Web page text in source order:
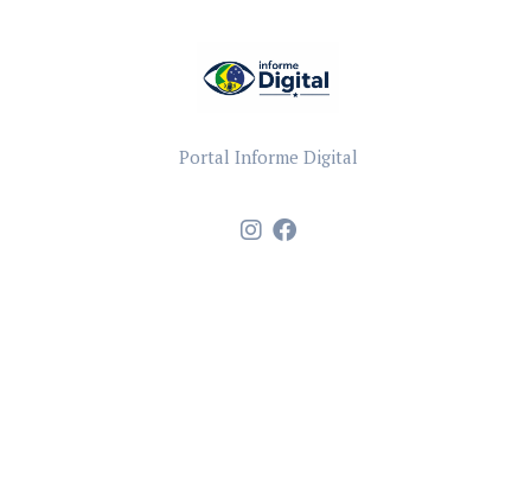
Portal Informe Digital